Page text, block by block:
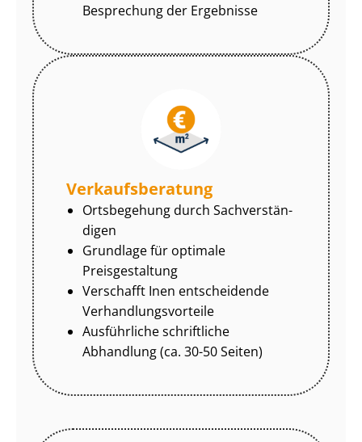
Besprechung der Ergebnisse
Ver­kaufs­be­ra­tung
Ortsbegehung durch Sach­ver­stän­
di­gen
Grundlage für optimale
Preisgestaltung
Verschafft Inen entscheidende
Ver­hand­lungs­vor­tei­le
Ausführliche schriftliche
Abhandlung (ca. 30-50 Seiten)